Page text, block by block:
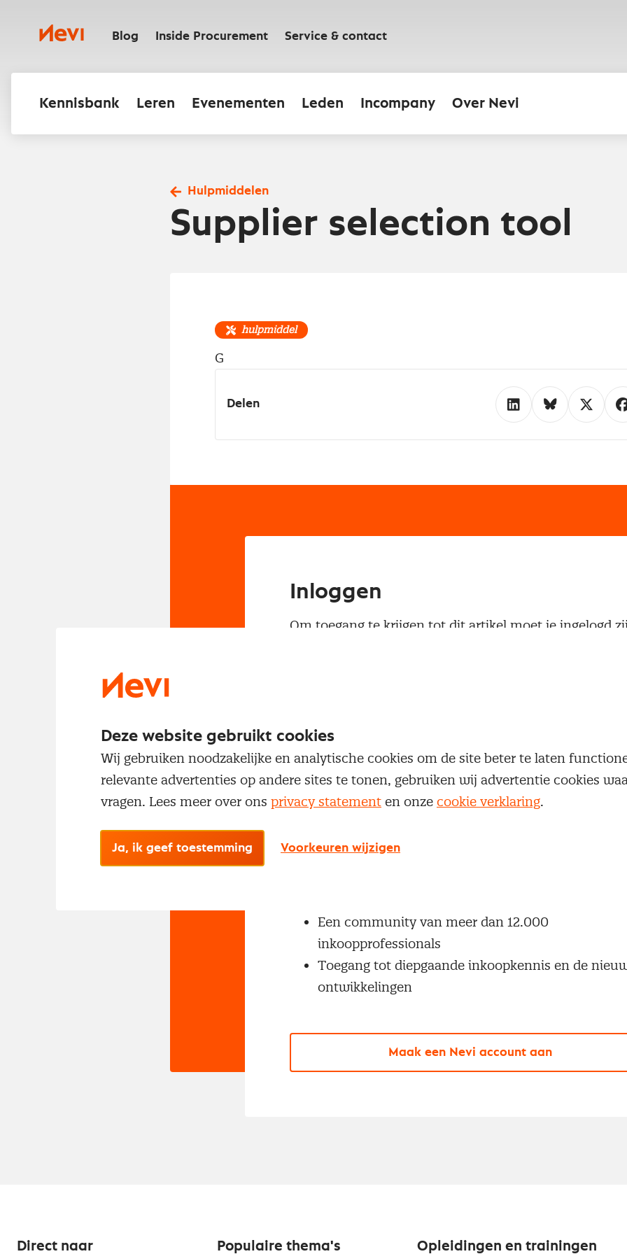
inhoudNevi Blog Inside Procurement Service & contact
Kennisbank Leren Evenementen Leden Incompany Over Nevi
Hulpmiddelen
Supplier selection tool
hulpmiddel
G
Delen
Inloggen
Om toegang te krijgen tot dit artikel moet je ingelogd
Nog geen Nevi account?
Met een Nevi account krijg je gratis toegang tot:
Een community van meer dan 12.000
inkoopprofessionals
Toegang tot diepgaande inkoopkennis en de
ontwikkelingen
Maak een Nevi account aan
Direct naar Populaire thema's Opleidingen en trainingen
Deze website gebruikt cookies
Wij gebruiken noodzakelijke en analytische cookies om de site beter te laten
relevante advertenties op andere sites te tonen, gebruiken wij advertentie cookies
vragen. Lees meer over ons privacy statement en onze cookie verklaring.
Ja, ik geef toestemming Voorkeuren wijzigen